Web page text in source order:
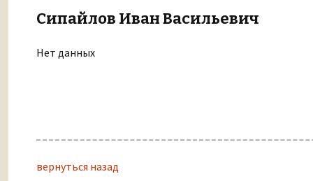
Сипайлов Иван Васильевич
Нет данных
вернуться назад